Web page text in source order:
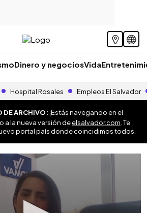
Dinero y negociosVida
Hospital Rosales Empleos El Salvador
DE ARCHIVO:¡Estás navegando en el
a la nueva versión deelsalvador.com . Te
portal país donde coincidimos todos.